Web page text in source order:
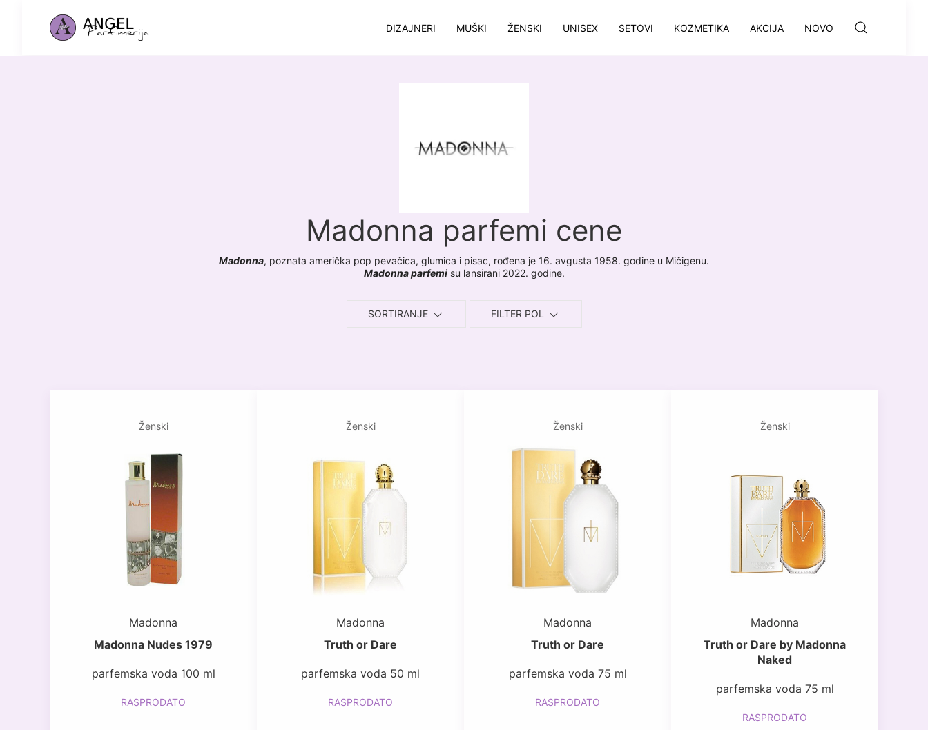
DIZAJNERI MUŠKI ŽENSKI UNISEX SETOVI KOZMETIKA AKCIJA NOVO
Madonna parfemi cene
Madonna, poznata američka pop pevačica, glumica i pisac, rođena je 16. avgusta 1958. godine u Mičigenu.
Madonna parfemisu lansirani 2022. godine.
SORTIRANJE FILTER POL
Ženski
Madonna
Madonna Nudes 1979
parfemska voda 100 ml
RASPRODATO
Ženski
Madonna
Truth or Dare
parfemska voda 50 ml
RASPRODATO
Ženski
Madonna
Truth or Dare
parfemska voda 75 ml
RASPRODATO
Ženski
Madonna
Truth or Dare by Madonna
Naked
parfemska voda 75 ml
RASPRODATO